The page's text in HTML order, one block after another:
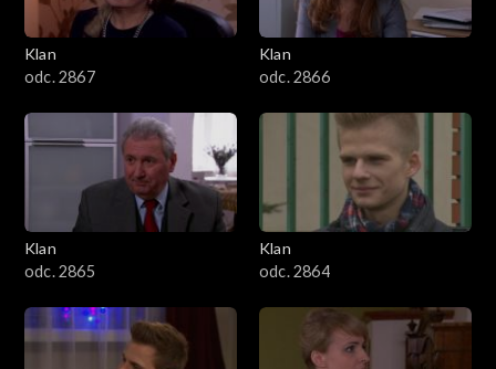
Klan
odc. 2867
Klan
odc. 2866
Klan
odc. 2865
Klan
odc. 2864